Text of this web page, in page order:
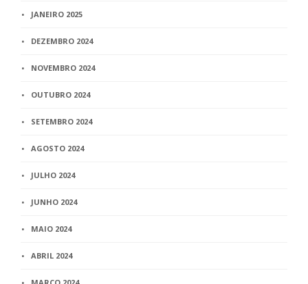
JANEIRO 2025
DEZEMBRO 2024
NOVEMBRO 2024
OUTUBRO 2024
SETEMBRO 2024
AGOSTO 2024
JULHO 2024
JUNHO 2024
MAIO 2024
ABRIL 2024